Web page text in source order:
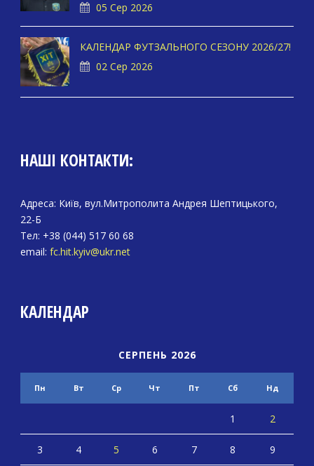
05 Сер 2026
КАЛЕНДАР ФУТЗАЛЬНОГО СЕЗОНУ 2026/27!
02 Сер 2026
НАШІ КОНТАКТИ:
Адреса: Київ, вул.Митрополита Андрея Шептицького,
22-Б
Тел: +38 (044) 517 60 68
email: fc.hit.kyiv@ukr.net
КАЛЕНДАР
СЕРПЕНЬ 2026
Пн Вт Ср Чт Пт Сб Нд
1 2
3 4 5 6 7 8 9